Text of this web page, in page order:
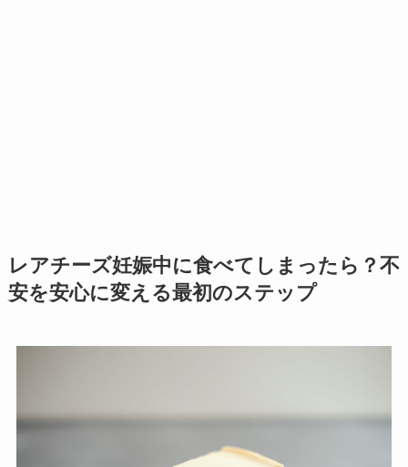
レアチーズ妊娠中に食べてしまったら？不
安を安心に変える最初のステップ